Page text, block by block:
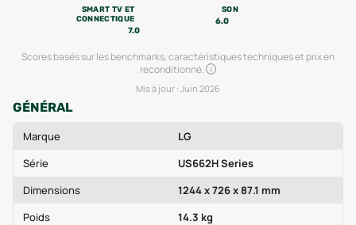
SON
6.0
SMART TV ET
CONNECTIQUE
7.0
Scores basés sur les benchmarks, caractéristiques techniques et prix en
reconditionné.
Mis à jour : Juin 2026
GÉNÉRAL
Marque
LG
Série
US662H Series
Dimensions
1244 x 726 x 87.1 mm
Poids
14.3 kg